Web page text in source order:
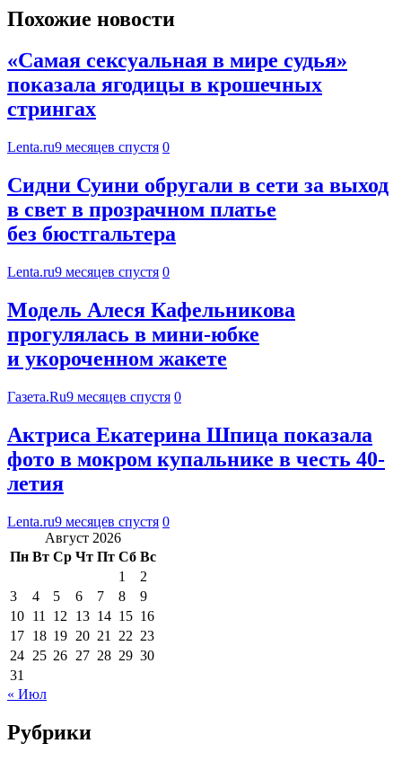
Похожие новости
«Самая сексуальная в мире судья»
показала ягодицы в крошечных
стрингах
Lenta.ru9 месяцев спустя 0
Сидни Суини обругали в сети за выход
в свет в прозрачном платье
без бюстгальтера
Lenta.ru9 месяцев спустя 0
Модель Алеся Кафельникова
прогулялась в мини-юбке
и укороченном жакете
Газета.Ru9 месяцев спустя 0
Актриса Екатерина Шпица показала
фото в мокром купальнике в честь 40-
летия
Lenta.ru9 месяцев спустя 0
Август 2026
Пн Вт Ср Чт Пт Сб Вс
1
2
3
4 5 6 7 8
9
10 11 12 13 14 15 16
17 18 19 20 21 22 23
24 25 26 27 28 29 30
31
« Июл
Рубрики